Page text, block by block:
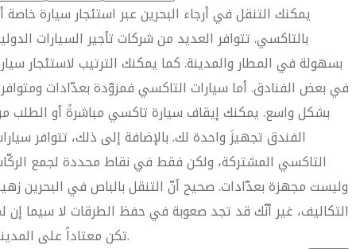
يمكنك التنقل في أرجاء البحرين عبر استئجار سيارة خاصة
بالتاكسي. تتوافر العديد من شركات تأجير السيارات
بسهولة في المطار والمدينة. كما يمكنك الترتيب لاستئجار
في بعض الفنادق. أما سيارات التاكسي فمزوّدة بعدّادات
بشكل واسع. يمكنك إيقاف سيارة تاكسي مباشرةً أو الطلب
الفندق تجهيزَ واحدة لك. بالإضافة إلى ذلك، تتوافر
التاكسي المشتركة، ولكن فقط في نقاط محددة لجمع
وليست مجهزة بعدّادات. صحيح أنّ التنقل بالباص في البحرين
التكاليف، غير أنّك قد تجد صعوبة في حفظ الطرقات لا سيما إن
تكن معتاداً على المدينة.